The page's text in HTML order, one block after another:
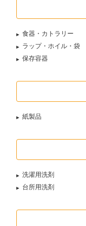
食器・カトラリー
ラップ・ホイル・袋
保存容器
紙製品
洗濯用洗剤
台所用洗剤